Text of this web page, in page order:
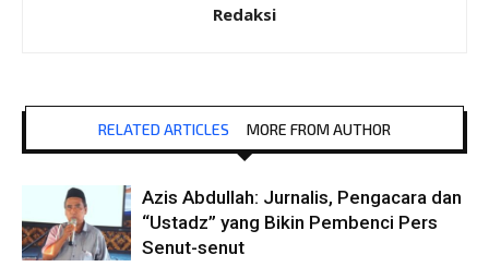
Redaksi
RELATED ARTICLES MORE FROM AUTHOR
Azis Abdullah: Jurnalis, Pengacara dan
“Ustadz” yang Bikin Pembenci Pers
Senut-senut